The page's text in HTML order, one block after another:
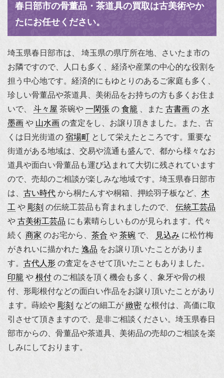
春日部市の骨董品・茶道具の買取は古美術やか
たにお任せください。
埼玉県春日部市は、 埼玉県の県庁所在地、さいたま市の
お隣ですので、人口も多く、経済や産業の中心的な役割を
担う中心地です。経済的にもゆとりのあるご家庭も多く、
珍しい骨董品や茶道具、美術品をお持ちの方も多くお住ま
いで、 斗々屋 茶碗や 一閑張 の 食籠 、また 古書画 の 水
墨画 や 山水画 の査定をし、お譲り頂きました。また、古
くは日光街道の 宿場町 として栄えたところです。重要な
街道がある地域は、交易や流通も盛んで、都から様々なお
道具や面白い骨董品も運び込まれて大切に残されています
ので、売却のご相談が楽しみな地域です。埼玉県春日部市
は、 古い時代 から桐たんすや桐箱、押絵羽子板など、 木
工 や 彫刻 の伝統工芸品も育まれましたので、 伝統工芸品
や 古美術工芸品 にも素晴らしいものが見られます。代々
続く 商家 のお宅から、 茶合 や 茶碗 で、 見込み に松竹梅
がきれいに描かれた 逸品 をお譲り頂いたことがありま
す。 古代人形 の査定をさせて頂いたこともありました。
印籠 や 根付 のご相談を頂く機会も多く、 象牙や骨の根
付 、形彫根付などの面白い作品をお譲り頂いたことがあり
ます。蒔絵や 彫刻 などの細工が 緻密 な根付は、高価に取
引させて頂きますので、是非ご相談ください。埼玉県春日
部市からの、骨董品や茶道具、美術品の売却のご相談を楽
しみにしております。